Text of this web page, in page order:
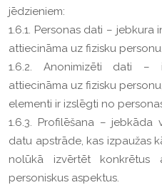
jēdzieniem:
1.6.1. Personas dati – jebkura
attiecināma uz fizisku personu.
1.6.2. Anonimizēti dati –
attiecināma uz fizisku
elementi ir izslēgti no
1.6.3. Profilēšana – jebkāda
datu apstrāde, kas izpaužas
nolūkā izvērtēt konkrētus
personiskus aspektus.